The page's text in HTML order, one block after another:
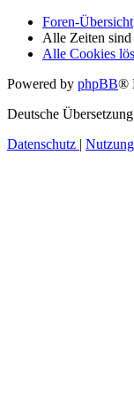
Foren-Übersicht
Alle Zeiten sind
Alle Cookies
Powered by phpBB®
Deutsche
Datenschutz |